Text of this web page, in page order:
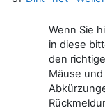
Wenn Sie
in diese
den
Mäuse